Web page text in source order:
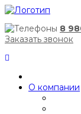
8
Заказать звонок
О компании